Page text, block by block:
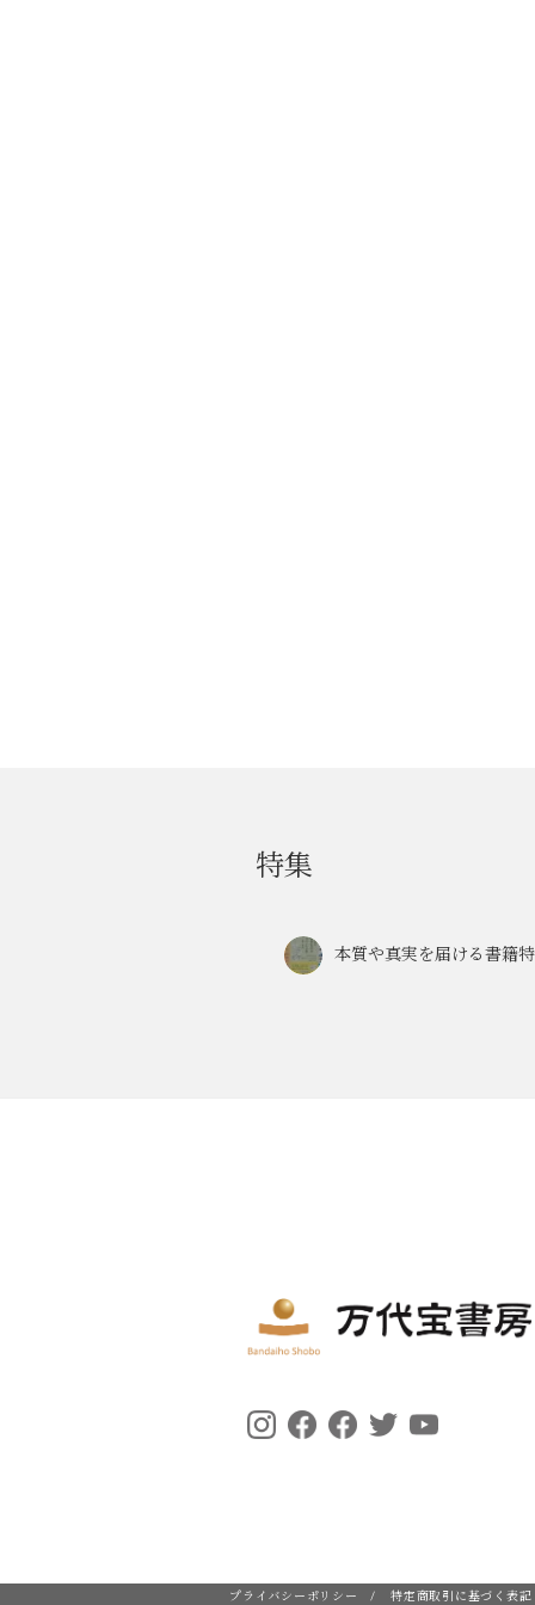
特集
本質や真実を届ける書籍
プライバシーポリシー / 特定商取引に基づく表記